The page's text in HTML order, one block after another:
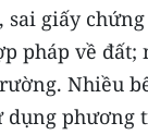
giấy
pháp về
Nhiều
phương